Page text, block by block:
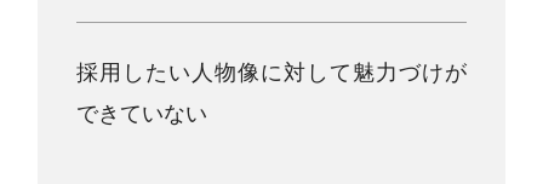
採用したい人物像に対して魅力づけが
できていない